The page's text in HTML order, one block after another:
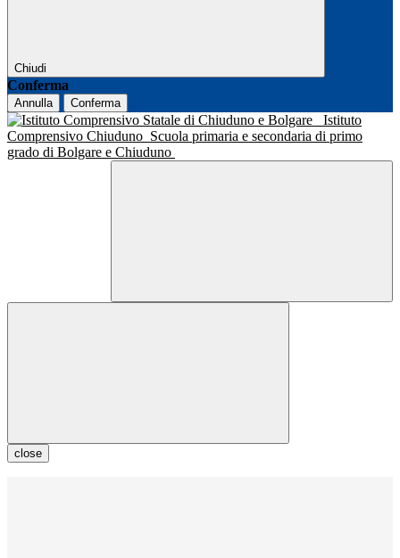
Chiudi
Conferma
Annulla Conferma
Istituto
Comprensivo Chiuduno Scuola primaria e secondaria di primo
grado di Bolgare e Chiuduno
close